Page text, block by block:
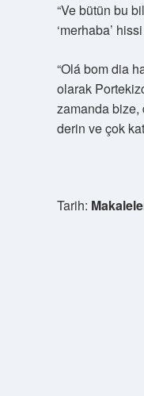
“Ve bütün bu
‘merhaba’ hissi
“Olá bom dia
olarak
zamanda bize,
derin ve çok
Tarih: